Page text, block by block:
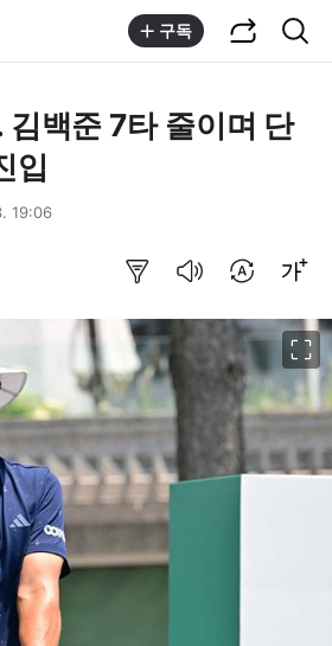
구독
백준 7타 줄이며 단
입
19:06